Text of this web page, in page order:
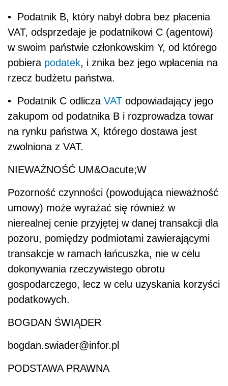
• Podatnik B, który nabył dobra bez płacenia
VAT, odsprzedaje je podatnikowi C (agentowi)
w swoim państwie członkowskim Y, od którego
pobiera podatek, i znika bez jego wpłacenia na
rzecz budżetu państwa.
• Podatnik C odlicza VAT odpowiadający jego
zakupom od podatnika B i rozprowadza towar
na rynku państwa X, którego dostawa jest
zwolniona z VAT.
NIEWAŻNOŚĆ UM&Oacute;W
Pozorność czynności (powodująca nieważność
umowy) może wyrażać się również w
nierealnej cenie przyjętej w danej transakcji dla
pozoru, pomiędzy podmiotami zawierającymi
transakcje w ramach łańcuszka, nie w celu
dokonywania rzeczywistego obrotu
gospodarczego, lecz w celu uzyskania korzyści
podatkowych.
BOGDAN ŚWIĄDER
bogdan.swiader@infor.pl
PODSTAWA PRAWNA